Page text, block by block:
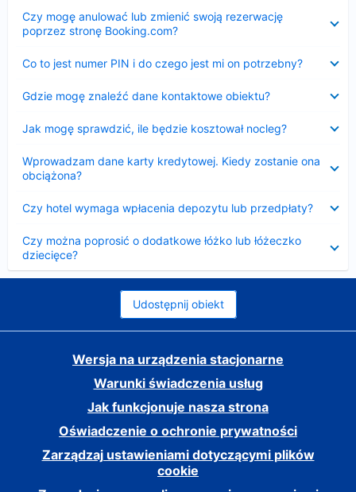
Czy mogę anulować lub zmienić swoją rezerwację
poprzez stronę Booking.com?
Co to jest numer PIN i do czego jest mi on potrzebny?
Gdzie mogę znaleźć dane kontaktowe obiektu?
Jak mogę sprawdzić, ile będzie kosztował nocleg?
Wprowadzam dane karty kredytowej. Kiedy zostanie ona
obciążona?
Czy hotel wymaga wpłacenia depozytu lub przedpłaty?
Czy można poprosić o dodatkowe łóżko lub łóżeczko
dziecięce?
Udostępnij obiekt
Wersja na urządzenia stacjonarne
Warunki świadczenia usług
Jak funkcjonuje nasza strona
Oświadczenie o ochronie prywatności
Zarządzaj ustawieniami dotyczącymi plików
cookie